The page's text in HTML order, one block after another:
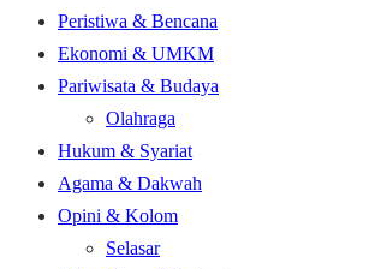
Peristiwa & Bencana
Ekonomi & UMKM
Pariwisata & Budaya
Olahraga
Hukum & Syariat
Agama & Dakwah
Opini & Kolom
Selasar